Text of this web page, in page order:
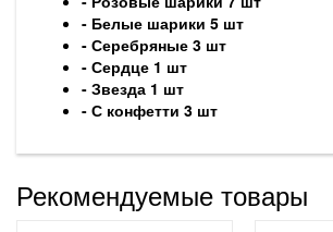
- Белые шарики 5 шт
- Серебряные 3 шт
- Сердце 1 шт
- Звезда 1 шт
- С конфетти 3 шт
Рекомендуемые товары